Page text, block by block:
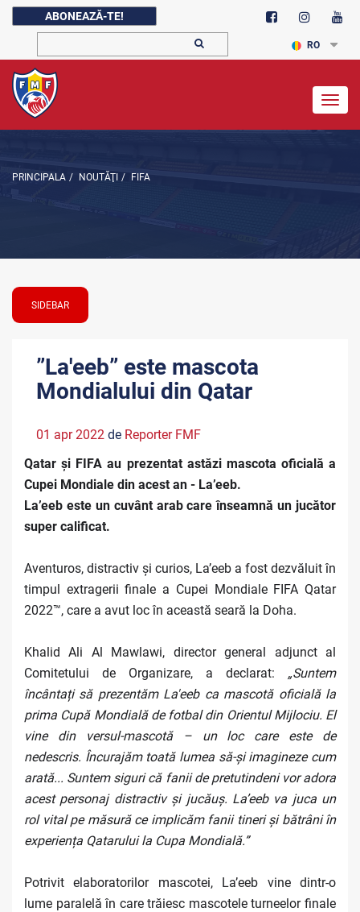
ABONEAZĂ-TE!
RO
PRINCIPALA / NOUTĂŢI / FIFA
SIDEBAR
”La'eeb” este mascota
Mondialului din Qatar
01 apr 2022 de Reporter FMF
Qatar și FIFA au prezentat astăzi mascota oficială a
Cupei Mondiale din acest an - La’eeb.
La’eeb este un cuvânt arab care înseamnă un jucător
super calificat.
Aventuros, distractiv și curios, La’eeb a fost dezvăluit în
timpul extragerii finale a Cupei Mondiale FIFA Qatar
2022™, care a avut loc în această seară la Doha.
Khalid Ali Al Mawlawi, director general adjunct al
Comitetului de Organizare, a declarat: „Suntem
încântați să prezentăm La'eeb ca mascotă oficială la
prima Cupă Mondială de fotbal din Orientul Mijlociu. El
vine din versul-mascotă – un loc care este de
nedescris. Încurajăm toată lumea să-și imagineze cum
arată... Suntem siguri că fanii de pretutindeni vor adora
acest personaj distractiv și jucăuș. La’eeb va juca un
rol vital pe măsură ce implicăm fanii tineri și bătrâni în
experiența Qatarului la Cupa Mondială.”
Potrivit elaboratorilor mascotei, La’eeb vine dintr-o
lume paralelă în care trăiesc mascotele turneelor finale